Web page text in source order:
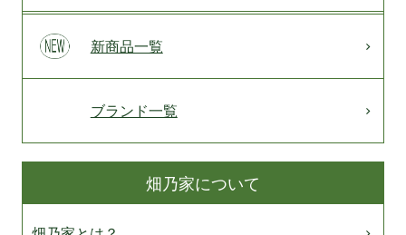
新商品一覧
ブランド一覧
畑乃家について